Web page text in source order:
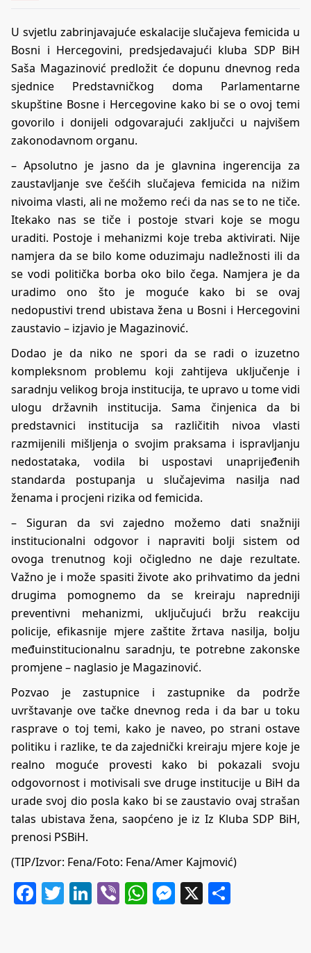
U svjetlu zabrinjavajuće eskalacije slučajeva femicida u
Bosni i Hercegovini, predsjedavajući kluba SDP BiH
Saša Magazinović predložit će dopunu dnevnog reda
sjednice Predstavničkog doma Parlamentarne
skupštine Bosne i Hercegovine kako bi se o ovoj temi
govorilo i donijeli odgovarajući zaključci u najvišem
zakonodavnom organu.
– Apsolutno je jasno da je glavnina ingerencija za
zaustavljanje sve češćih slučajeva femicida na nižim
nivoima vlasti, ali ne možemo reći da nas se to ne tiče.
Itekako nas se tiče i postoje stvari koje se mogu
uraditi. Postoje i mehanizmi koje treba aktivirati. Nije
namjera da se bilo kome oduzimaju nadležnosti ili da
se vodi politička borba oko bilo čega. Namjera je da
uradimo ono što je moguće kako bi se ovaj
nedopustivi trend ubistava žena u Bosni i Hercegovini
zaustavio – izjavio je Magazinović.
Dodao je da niko ne spori da se radi o izuzetno
kompleksnom problemu koji zahtijeva uključenje i
saradnju velikog broja institucija, te upravo u tome vidi
ulogu državnih institucija. Sama činjenica da bi
predstavnici institucija sa različitih nivoa vlasti
razmijenili mišljenja o svojim praksama i ispravljanju
nedostataka, vodila bi uspostavi unaprijeđenih
standarda postupanja u slučajevima nasilja nad
ženama i procjeni rizika od femicida.
– Siguran da svi zajedno možemo dati snažniji
institucionalni odgovor i napraviti bolji sistem od
ovoga trenutnog koji očigledno ne daje rezultate.
Važno je i može spasiti živote ako prihvatimo da jedni
drugima pomognemo da se kreiraju napredniji
preventivni mehanizmi, uključujući bržu reakciju
policije, efikasnije mjere zaštite žrtava nasilja, bolju
međuinstitucionalnu saradnju, te potrebne zakonske
promjene – naglasio je Magazinović.
Pozvao je zastupnice i zastupnike da podrže
uvrštavanje ove tačke dnevnog reda i da bar u toku
rasprave o toj temi, kako je naveo, po strani ostave
politiku i razlike, te da zajednički kreiraju mjere koje je
realno moguće provesti kako bi pokazali svoju
odgovornost i motivisali sve druge institucije u BiH da
urade svoj dio posla kako bi se zaustavio ovaj strašan
talas ubistava žena, saopćeno je iz Iz Kluba SDP BiH,
prenosi PSBiH.
(TIP/Izvor: Fena/Foto: Fena/Amer Kajmović)
Facebook
Twitter
LinkedIn
ViberWhatsApp
Messenger
X